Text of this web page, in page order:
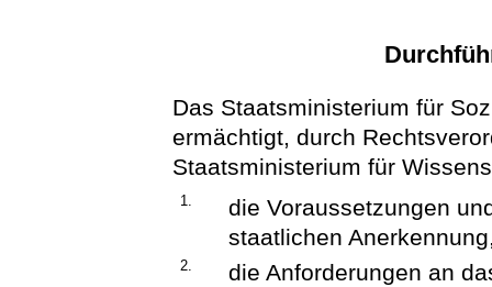
Das Staatsministerium für
ermächtigt, durch
Staatsministerium für
1.
die Voraussetzungen
staatlichen
2.
die Anforderungen an